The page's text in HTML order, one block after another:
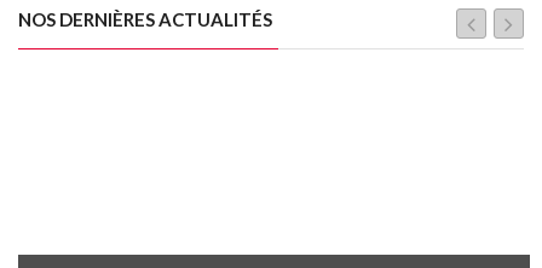
NOS DERNIÈRES ACTUALITÉS